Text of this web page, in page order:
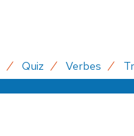
Quiz Verbes